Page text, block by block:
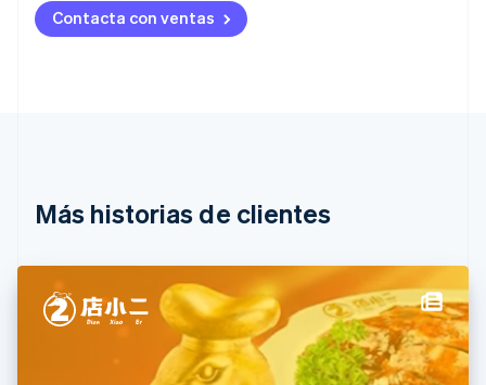
Contacta con ventas
Más historias de clientes
Australia
English
English
Canadá
China continental
Chipre
Italiano